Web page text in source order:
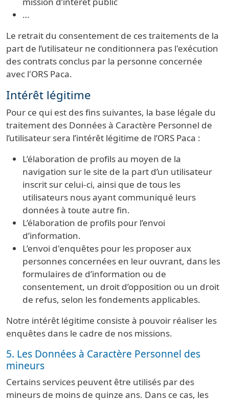
…
Le retrait du consentement de ces traitements de la
part de l’utilisateur ne conditionnera pas l'exécution
des contrats conclus par la personne concernée
avec l'ORS Paca.
Intérêt légitime
Pour ce qui est des fins suivantes, la base légale du
traitement des Données à Caractère Personnel de
l’utilisateur sera l’intérêt légitime de l’ORS Paca :
L’élaboration de profils au moyen de la
navigation sur le site de la part d’un utilisateur
inscrit sur celui-ci, ainsi que de tous les
utilisateurs nous ayant communiqué leurs
données à toute autre fin.
L’élaboration de profils pour l’envoi
d’information.
L’envoi d'enquêtes pour les proposer aux
personnes concernées en leur ouvrant, dans les
formulaires de d’information ou de
consentement, un droit d’opposition ou un droit
de refus, selon les fondements applicables.
Notre intérêt légitime consiste à pouvoir réaliser les
enquêtes dans le cadre de nos missions.
5. Les Données à Caractère Personnel des
mineurs
Certains services peuvent être utilisés par des
mineurs de moins de quinze ans. Dans ce cas, les